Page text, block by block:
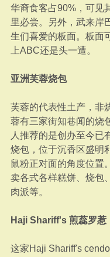
华裔食客占90%，可见
里必尝。另外，武来岸
生们喜爱的板面。板面
上ABC还是头一遭。
亚洲芙蓉烧包
芙蓉的代表性土产，非
蓉有三家街知巷闻的烧
人推荐的是创办至今已
烧包，位于沉香区盛明
鼠粉正对面的角度位置
卖各式各样糕饼、烧包
肉派等。
Haji Shariff's 煎蕊罗惹
这家Haji Shariff's